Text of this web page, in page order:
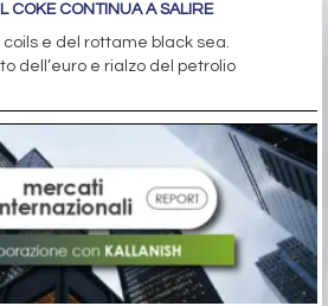
COKE CONTINUA A SALIRE
coils e del rottame black sea.
dell’euro e rialzo del petrolio